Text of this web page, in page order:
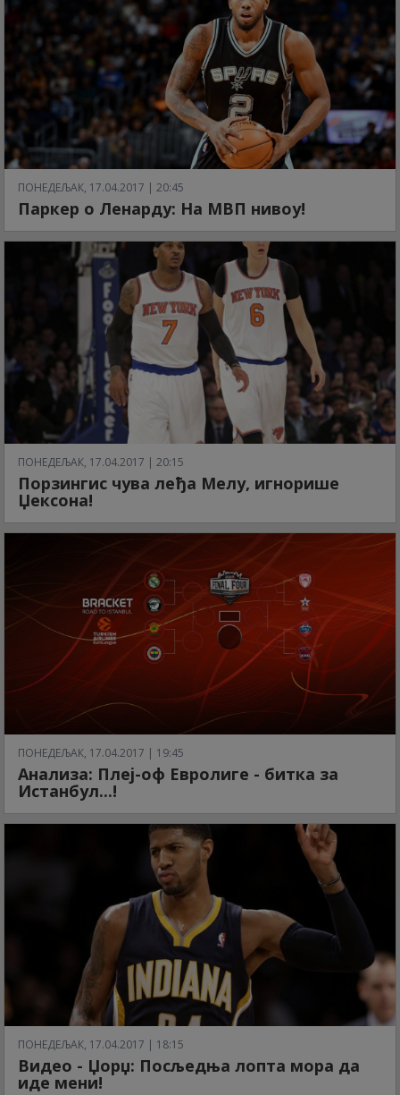
ПОНЕДЕЉАК, 17.04.2017 | 20:45
Паркер о Ленарду: На МВП нивоу!
ПОНЕДЕЉАК, 17.04.2017 | 20:15
Порзингис чува леђа Мелу, игнорише
Џексона!
ПОНЕДЕЉАК, 17.04.2017 | 19:45
Анализа: Плеј-оф Евролиге - битка за
Истанбул...!
ПОНЕДЕЉАК, 17.04.2017 | 18:15
Видео - Џорџ: Посљедња лопта мора да
иде мени!